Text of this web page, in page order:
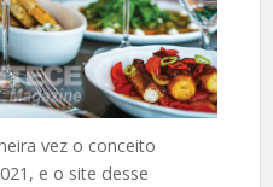
vez o conceito
e o site desse